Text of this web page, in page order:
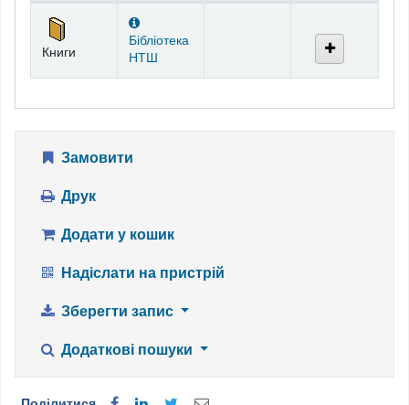
Фонди
Книги
Бібліотека
НТШ
Замовити
Друк
Додати у кошик
Надіслати на пристрій
Зберегти запис
Додаткові пошуки